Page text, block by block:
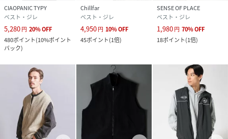
CIAOPANIC TYPY
ベスト・ジレ
5,280円 20%OFF
480ポイント(10%ポイント
バック)
Chillfar
ベスト・ジレ
4,950円 10%OFF
45ポイント(1倍)
SENSE OF PLACE
ベスト・ジレ
1,980円 70%OFF
18ポイント(1倍)